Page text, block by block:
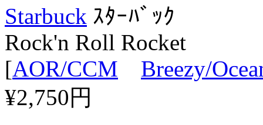
Starbuck ｽﾀｰﾊﾞｯｸ
Rock'n Roll Rocket
[AOR/CCM
Breezy/
¥2,750円